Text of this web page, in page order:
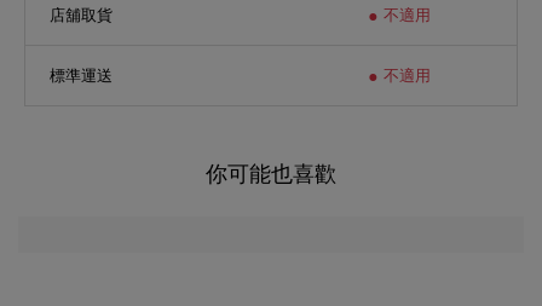
店舖取貨 不適用
標準運送 不適用
你可能也喜歡